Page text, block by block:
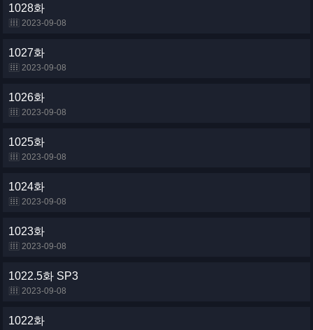
1028화
2023-09-08
1027화
2023-09-08
1026화
2023-09-08
1025화
2023-09-08
1024화
2023-09-08
1023화
2023-09-08
1022.5화 SP3
2023-09-08
1022화